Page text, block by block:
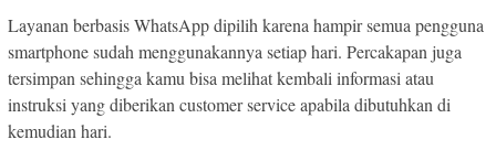
Layanan berbasis WhatsApp dipilih karena hampir semua pengguna
smartphone sudah menggunakannya setiap hari. Percakapan juga
tersimpan sehingga kamu bisa melihat kembali informasi atau
instruksi yang diberikan customer service apabila dibutuhkan di
kemudian hari.